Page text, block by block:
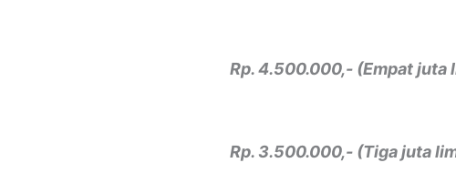
Rp. 4.500.000,- (Empat juta
Rp. 3.500.000,- (Tiga juta